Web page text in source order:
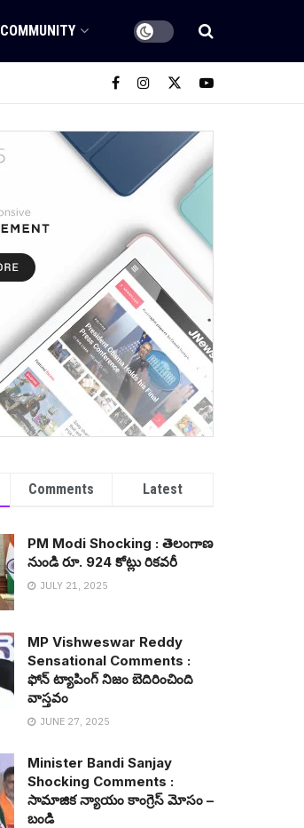
COMMUNITY
Comments Latest
PM Modi Shocking : తెలంగాణ
నుండి రూ. 924 కోట్లు రిక‌వ‌రీ
JULY 21, 2025
MP Vishweswar Reddy
Sensational Comments :
ఫోన్ ట్యాపింగ్ నిజం బెదిరించింది
వాస్త‌వం
JUNE 27, 2025
Minister Bandi Sanjay
Shocking Comments :
సామాజిక న్యాయం కాంగ్రెస్ మోసం –
బండి